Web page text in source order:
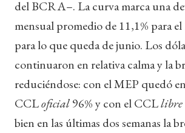
del BCRA–. La curva marca una
mensual promedio de 11,1% para
para lo que queda de junio. Los
continuaron en relativa calma y la
reduciéndose: con el MEP quedó
CCLoficial96% y con el CCLlibre
bien en las últimas dos semanas la